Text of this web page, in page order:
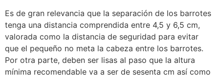
Es de gran relevancia que la separación de los barrotes
tenga una distancia comprendida entre 4,5 y 6,5 cm,
valorada como la distancia de seguridad para evitar
que el pequeño no meta la cabeza entre los barrotes.
Por otra parte, deben ser lisas al paso que la altura
mínima recomendable va a ser de sesenta cm así como